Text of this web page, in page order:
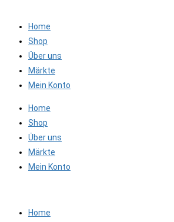
Home
Shop
Über uns
Märkte
Mein Konto
Home
Shop
Über uns
Märkte
Mein Konto
Home